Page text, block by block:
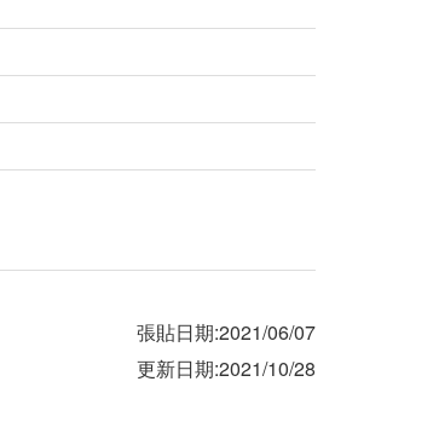
張貼日期:2021/06/07
更新日期:2021/10/28